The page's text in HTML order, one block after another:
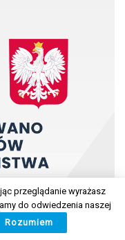
przeglądanie wyrażasz
do odwiedzenia naszej
Rozumiem